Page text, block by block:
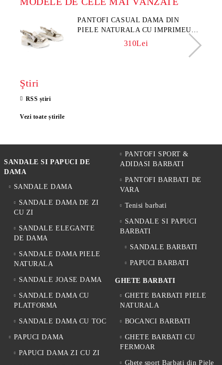
PANTOFI CASUAL DAMA DIN
PIELE NATURALA CU IMPRIMEU
FLORAL - MODEL LUNA
310Lei
Ştiri
RSS știri
Vezi toate știrile
SANDALE SI PAPUCI DE
DAMA
SANDALE DAMA
SANDALE DAMA DE ZI
CU ZI
SANDALE ELEGANTE
DE DAMA
SANDALE DAMA PIELE
NATURALA
SANDALE JOASE DAMA
SANDALE DAMA CU
PLATFORMA
SANDALE DAMA CU TOC
PAPUCI DAMA
PAPUCI DAMA ZI CU ZI
PANTOFI SPORT &
ADIDASI BARBATI
PANTOFI BARBATI DE
VARA
Tenisi barbati
SANDALE SI PAPUCI
BARBATI
SANDALE BARBATI
PAPUCI BARBATI
GHETE BARBATI
GHETE BARBATI PIELE
NATURALA
BOCANCI BARBATI
GHETE BARBATI CU
FERMOAR
Ghete sport Barbati din Piele